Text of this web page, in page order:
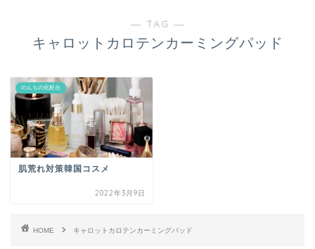
― TAG ―
キャロットカロテンカーミングパッド
のんちの化粧台
肌荒れ対策韓国コスメ
2022年3月9日
HOME キャロットカロテンカーミングパッド